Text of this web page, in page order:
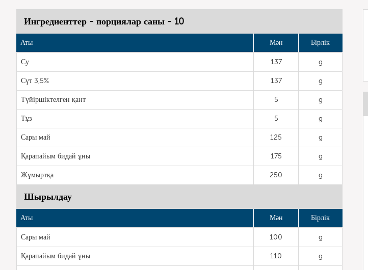
Ингредиенттер - порциялар саны - 10
Аты Мән Бірлік
Су 137 g
Сүт 3,5% 137 g
Түйіршіктелген қант 5 g
Тұз 5 g
Сары май 125 g
Қарапайым бидай ұны 175 g
Жұмыртқа 250 g
Шырылдау
Аты Мән Бірлік
Сары май 100 g
Қарапайым бидай ұны 110 g